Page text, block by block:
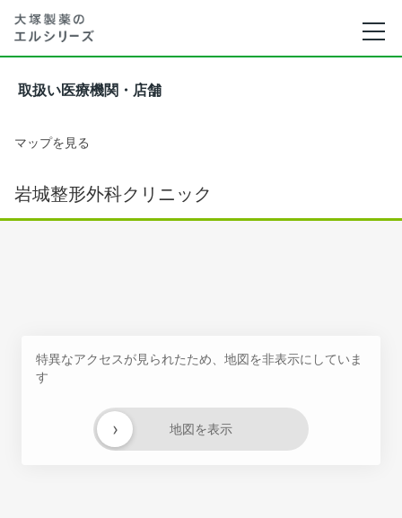
取扱い医療機関・店舗
マップを見る
岩城整形外科クリニック
特異なアクセスが見られたため、地図を非表示にしていま
す
地図を表示
›